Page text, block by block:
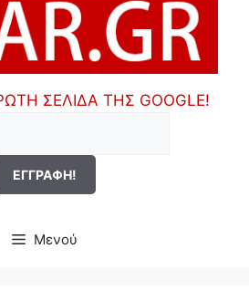
ΣΕΛΙΔΑ ΤΗΣ GOOGLE!
Μενού